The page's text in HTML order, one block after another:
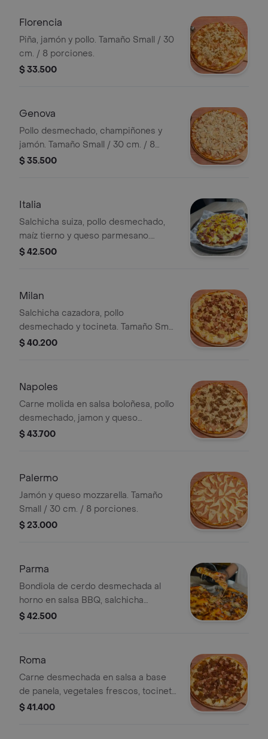
Florencia
Piña, jamón y pollo. Tamaño Small / 30
cm. / 8 porciones.
$ 33.500
Genova
Pollo desmechado, champiñones y
jamón. Tamaño Small / 30 cm. / 8
porciones.
$ 35.500
Italia
Salchicha suiza, pollo desmechado,
maíz tierno y queso parmesano.
Tamaño Small / 30 cm. / 8 porciones.
$ 42.500
Milan
Salchicha cazadora, pollo
desmechado y tocineta. Tamaño Small
/ 30 cm. / 8 porciones.
$ 40.200
Napoles
Carne molida en salsa boloñesa, pollo
desmechado, jamon y queso
parmesano. Tamaño Small / 30 cm. / 8
$ 43.700
Palermo
Jamón y queso mozzarella. Tamaño
Small / 30 cm. / 8 porciones.
$ 23.000
Parma
Bondiola de cerdo desmechada al
horno en salsa BBQ, salchicha
cazadora, queso cheddar, queso
$ 42.500
Roma
Carne desmechada en salsa a base
de panela, vegetales frescos, tocineta
y salchicha cazadora. Tamaño Small /
$ 41.400